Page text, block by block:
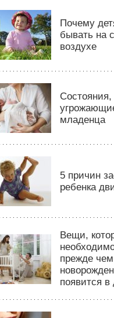
Почему
бывать на
воздухе
Состояния,
младенца
5 причин
ребенка
Вещи,
прежде чем
появится